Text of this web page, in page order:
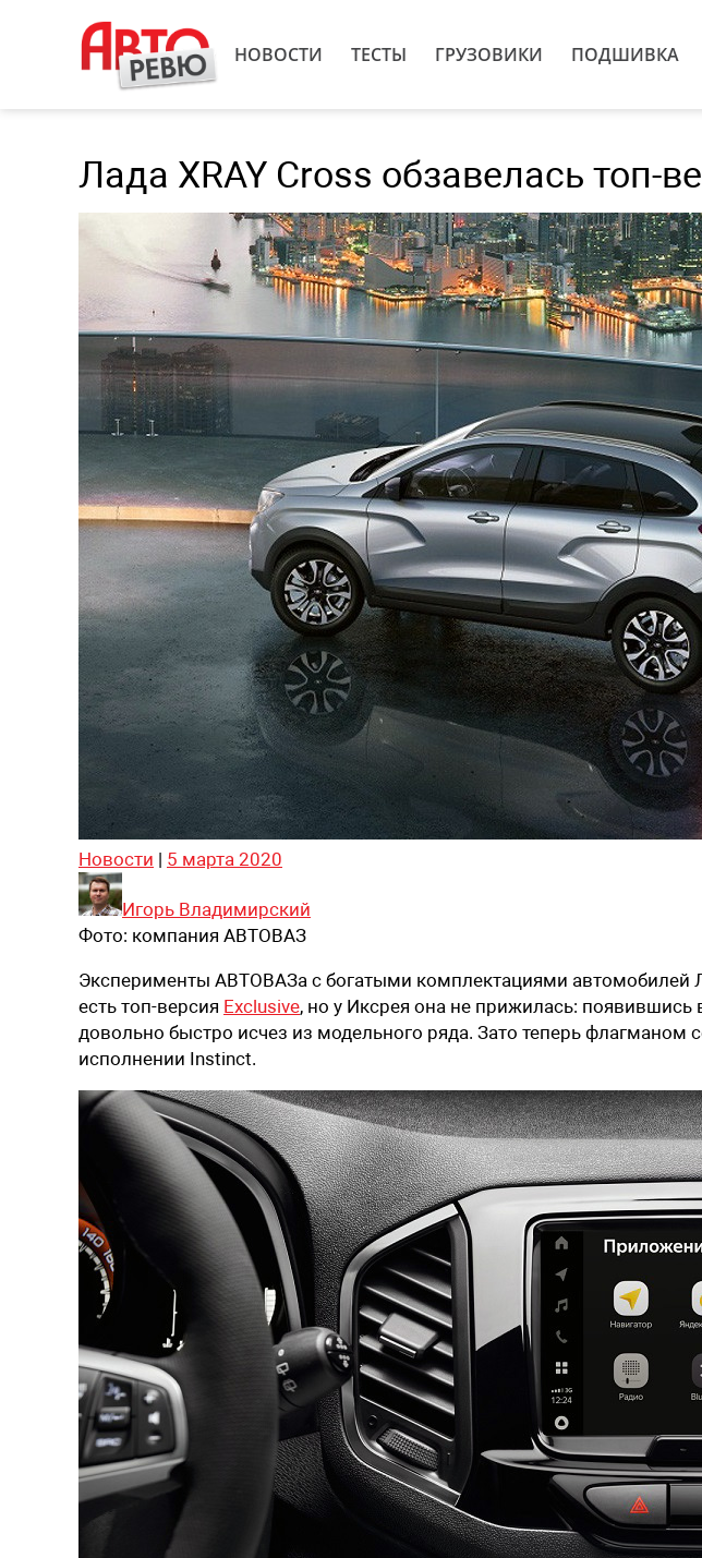
НОВОСТИ ТЕСТЫ ГРУЗОВИКИ ПОДШИВКА
Лада XRAY Cross обзавелась топ-
Новости | 5 марта 2020
Игорь Владимирский
Фото: компания АВТОВАЗ
Эксперименты АВТОВАЗа с богатыми комплектациями автомобилей
есть топ-версия Exclusive, но у Иксрея она не прижилась: появившись
довольно быстро исчез из модельного ряда. Зато теперь флагманом
исполнении Instinct.